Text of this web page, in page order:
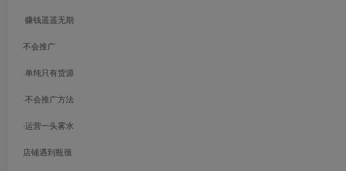
·赚钱遥遥无期
不会推广
·单纯只有货源
·不会推广方法
·运营一头雾水
店铺遇到瓶颈